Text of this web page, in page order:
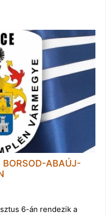
BORSOD-ABAÚJ-
6-án rendezik a